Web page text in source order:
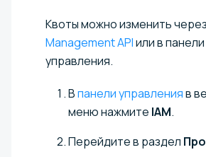
Квоты можно изменить через
Management APIили в панели
управления.
Впанели управленияв
меню нажмите IAM.
Перейдите в раздел